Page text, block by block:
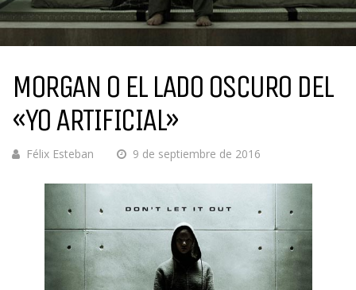
MORGAN O EL LADO OSCURO DEL
«YO ARTIFICIAL»
Félix Esteban 9 de septiembre de 2016